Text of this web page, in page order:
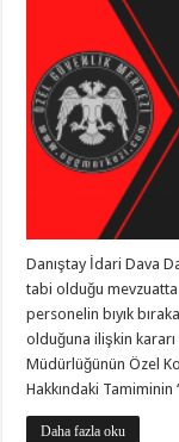
Danıştay İdari Dava
tabi olduğu mevzuatta
personelin bıyık
olduğuna ilişkin kararı
Müdürlüğünün Özel
Hakkındaki Tamiminin
Daha fazla oku